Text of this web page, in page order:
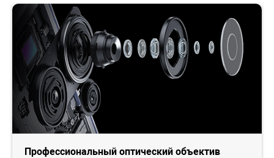
Профессиональный оптический объектив